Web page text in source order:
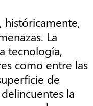
históricamente,
La
tecnología,
como entre las
de
la